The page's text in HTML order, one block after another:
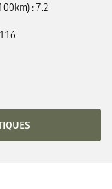
7.2
116